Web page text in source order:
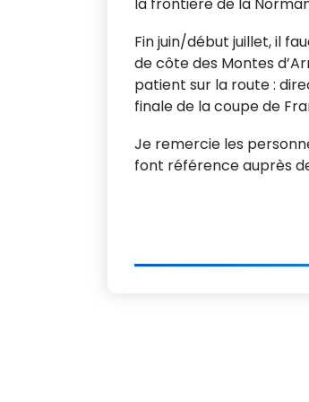
Fin juin/début juillet, il
de côte des Montes
patient sur la route :
finale de la coupe de
Je remercie les
font référence auprès